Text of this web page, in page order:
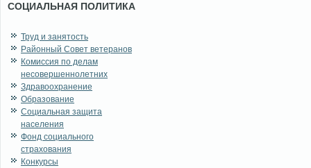
СОЦИАЛЬНАЯ ПОЛИТИКА
Труд и занятость
Районный Совет ветеранов
Комиссия по делам
несовершеннолетних
Здравоохранение
Образование
Социальная защита
населения
Фонд социального
страхования
Конкурсы